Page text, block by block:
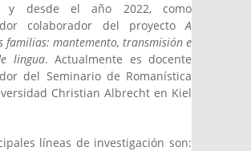
y desde el año 2022, como
colaborador del proyectoA
familias: mantemento, transmisión e
lingua. Actualmente es docente
del Seminario de Romanística
Christian Albrecht en Kiel
líneas de investigación son: